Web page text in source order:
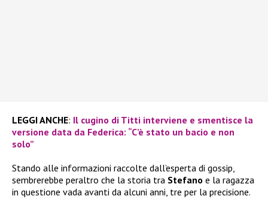
LEGGI ANCHE: Il cugino di Titti interviene e smentisce la
versione data da Federica: “C’è stato un bacio e non
solo”
Stando alle informazioni raccolte dall’esperta di gossip,
sembrerebbe peraltro che la storia tra Stefano e la ragazza
in questione vada avanti da alcuni anni, tre per la precisione.